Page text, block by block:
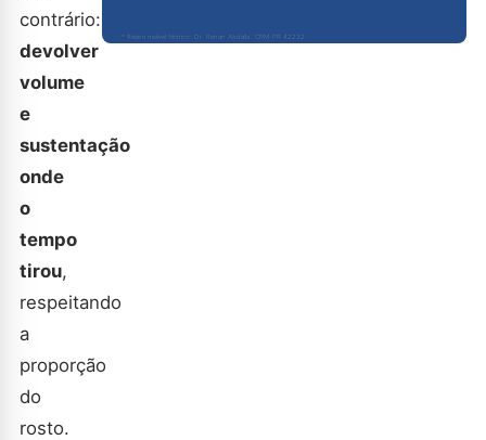
contrário:
devolver
volume
e
sustentação
onde
o
tempo
tirou,
respeitando
a
proporção
do
rosto.
* Responsável técnico: Dr. Renan Abdalla, CRM-PR 42232